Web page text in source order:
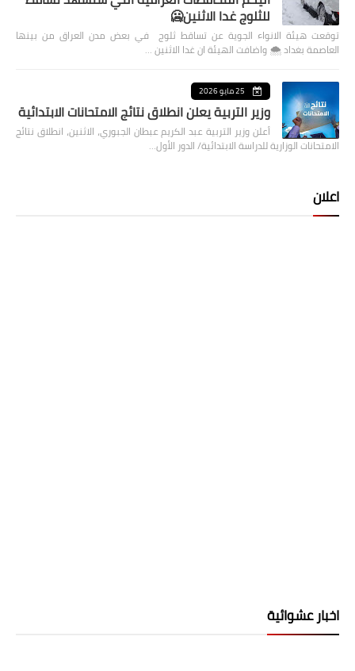
للثلوج غدا الاثنين🥶
توقعت هيئة الانواء الجوية عن تساقط ثلوج في بعض مدن العراق من بينها
العاصمة بغداد ⁦🌨️⁩ واضافت الهيئة ان غدا الاثنين …
25 مايو 2026
وزير التربية يعلن انطلاق نتائج الامتحانات الابتدائية
أعلن وزير التربية عبد الكريم عبطان الجبوري، الاثنين، انطلاق نتائج
الامتحانات الوزارية للدراسة الابتدائية/ الدور الأول…
اعلان
اخبار عشوائية